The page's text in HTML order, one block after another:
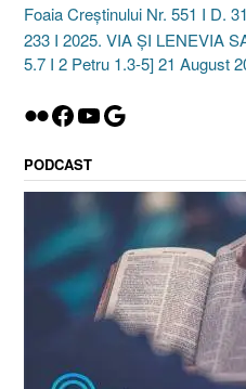
Foaia Creștinului Nr. 551 I D.
233 I 2025. VIA ȘI LENEVIA
5.7 I 2 Petru 1.3-5] 21 August
Flickr
Facebook
YouTube
Google
PODCAST